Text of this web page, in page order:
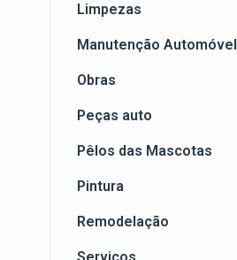
Limpezas
Manutenção Automóvel
Obras
Peças auto
Pêlos das Mascotas
Pintura
Remodelação